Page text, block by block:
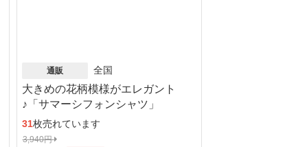
通販 全国
大きめの花柄模様がエレガント
♪「サマーシフォンシャツ」
31枚売れています
3,940円